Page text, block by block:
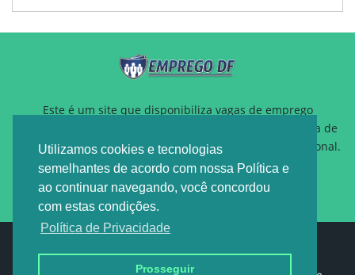
Utilizamos cookies e tecnologias
semelhantes de acordo com nossa Política e
ao continuar navegando, você concordou
com estas condições.
Política de Privacidade
Prosseguir
Este é um site que disponibiliza vagas de emprego
gratuitamente para auxiliar pessoas que estão a procura de
um novo emprego ou querem reposicionamento profissional.